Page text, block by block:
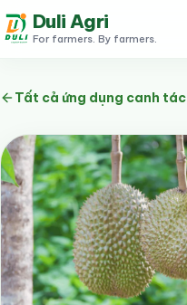
Duli Agri
For farmers. By farmers.
Tất cả ứng dụng canh tác